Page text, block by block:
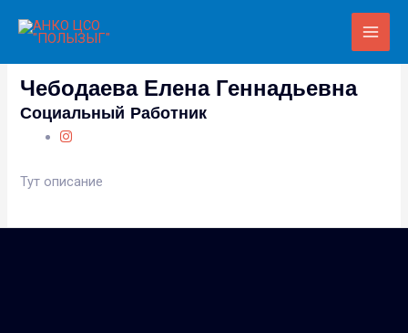
Main
Чебодаева Елена Геннадьевна
Социальный Работник
Тут описание